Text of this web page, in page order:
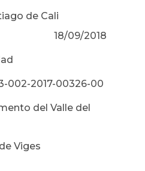
de Cali
18/09/2018
002-2017-00326-00
del Valle del
Viges